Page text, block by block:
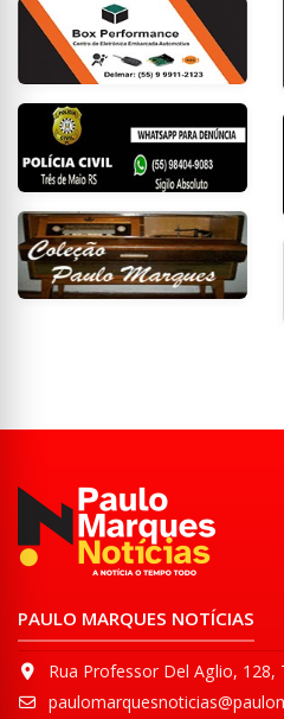
PAULO MARQUES NOTÍCIAS
Rua Professor Del Aglio, 128,